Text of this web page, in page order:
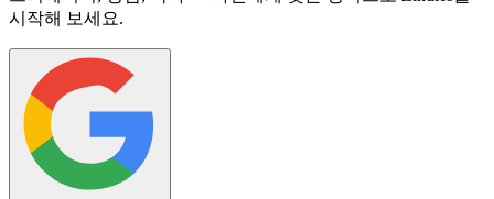
시작해 보세요.